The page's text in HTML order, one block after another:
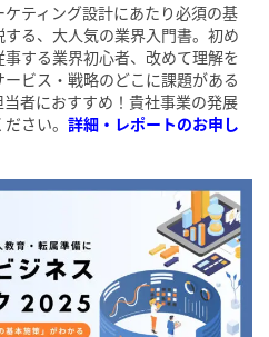
ティング設計にあたり必須の基
る、大人気の業界入門書。初め
する業界初心者、改めて理解を
ビス・戦略のどこに課題がある
者におすすめ！貴社事業の発展
さい。 詳細・レポートのお申し